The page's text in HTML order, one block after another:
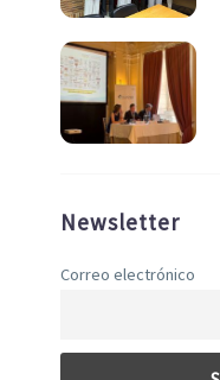
Newsletter
Correo electrónico